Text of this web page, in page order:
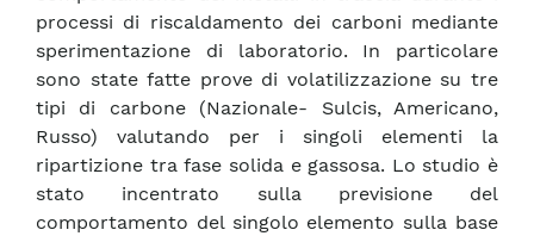
processi di riscaldamento dei carboni mediante
sperimentazione di laboratorio. In particolare
sono state fatte prove di volatilizzazione su tre
tipi di carbone (Nazionale- Sulcis, Americano,
Russo) valutando per i singoli elementi la
ripartizione tra fase solida e gassosa. Lo studio è
stato incentrato sulla previsione del
comportamento del singolo elemento sulla base